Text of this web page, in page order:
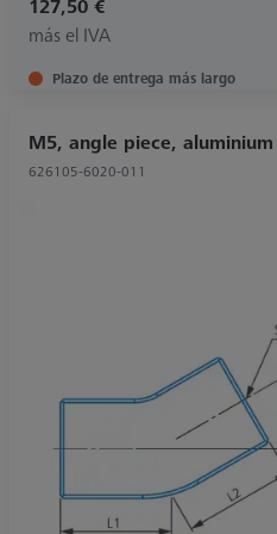
127,50 €
más el IVA
Plazo de entrega más largo
M5, angle piece, aluminium
626105-6020-011